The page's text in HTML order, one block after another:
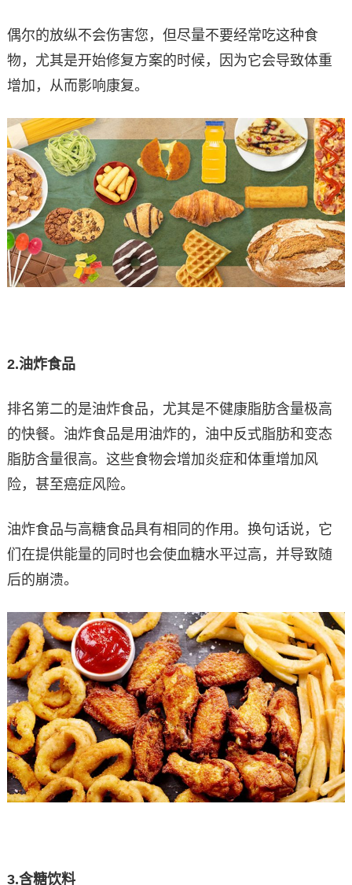
偶尔的放纵不会伤害您，但尽量不要经常吃这种食
物，尤其是开始修复方案的时候，因为它会导致体重
增加，从而影响康复。
2.油炸食品
排名第二的是油炸食品，尤其是不健康脂肪含量极高
的快餐。油炸食品是用油炸的，油中反式脂肪和变态
脂肪含量很高。这些食物会增加炎症和体重增加风
险，甚至癌症风险。
油炸食品与高糖食品具有相同的作用。换句话说，它
们在提供能量的同时也会使血糖水平过高，并导致随
后的崩溃。
3.含糖饮料